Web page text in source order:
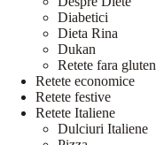
Diabetici
Dieta Rina
Dukan
Retete fara gluten
Retete economice
Retete festive
Retete Italiene
Dulciuri Italiene